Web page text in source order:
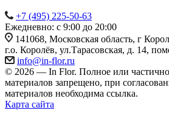
+7 (495) 225-50-63
Ежедневно: с 9:00 до 20:00
141068, Московская область, г
г.о. Королёв, ул.Тарасовская, д. 14,
info@in-flor.ru
© 2026 — In Flor. Полное или
материалов запрещено, при
материалов необходима ссылка.
Карта сайта